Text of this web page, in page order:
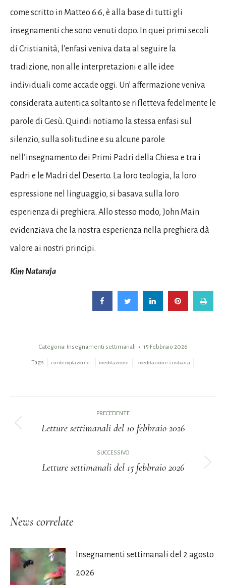
come scritto in Matteo 6:6, è alla base di tutti gli
insegnamenti che sono venuti dopo. In quei primi secoli
di Cristianità, l’enfasi veniva data al seguire la
tradizione, non alle interpretazioni e alle idee
individuali come accade oggi. Un’ affermazione veniva
considerata autentica soltanto se rifletteva fedelmente le
parole di Gesù. Quindi notiamo la stessa enfasi sul
silenzio, sulla solitudine e su alcune parole
nell’insegnamento dei Primi Padri della Chiesa e tra i
Padri e le Madri del Deserto. La loro teologia, la loro
espressione nel linguaggio, si basava sulla loro
esperienza di preghiera. Allo stesso modo, John Main
evidenziava che la nostra esperienza nella preghiera dà
valore ai nostri principi.
Kim Nataraja
Categoria: Insegnamenti settimanali 15 Febbraio 2026
Tags: contemplazione meditazione meditazione cristiana
tra
PRECEDENTE
Post
precedente:
Letture settimanali del 10 febbraio 2026
SUCCESSIVO
Prossimo
Letture settimanali del 15 febbraio 2026
News correlate
Insegnamenti settimanali del 2 agosto
2026